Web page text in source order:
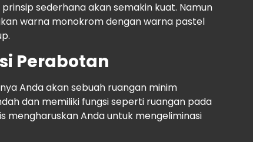
sederhana akan semakin kuat. Namun
warna monokrom dengan warna pastel
Perabotan
Anda akan sebuah ruangan minim
dan memiliki fungsi seperti ruangan pada
mengharuskan Anda untuk mengeliminasi